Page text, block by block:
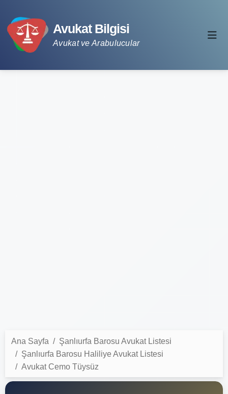
Avukat Bilgisi
Avukat ve Arabulucular
Ana Sayfa
Şanlıurfa Barosu Avukat Listesi
Şanlıurfa Barosu Haliliye Avukat Listesi
Avukat Cemo Tüysüz